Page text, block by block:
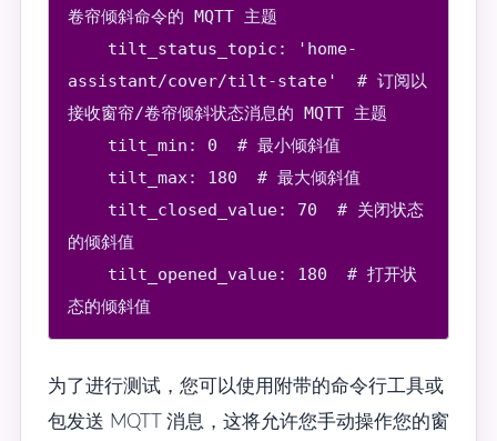
卷帘倾斜命令的 MQTT 主题
assistant/cover/tilt-state'  # 订阅以
接收窗帘/卷帘倾斜状态消息的 MQTT 主题
的倾斜值
为了进行测试，您可以使用附带的命令行工具或
包发送 MQTT 消息，这将允许您手动操作您的窗